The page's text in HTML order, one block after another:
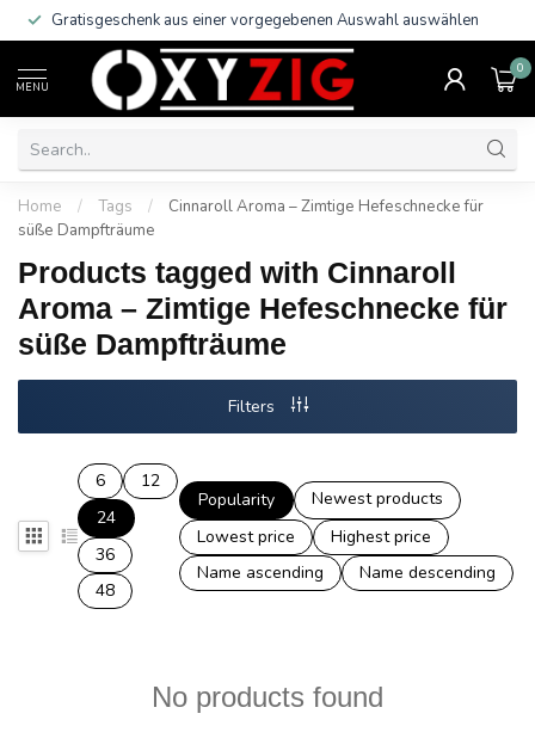
Gratisgeschenk aus einer vorgegebenen Auswahl auswählen
MENU
0
Home / Tags /
Cinnaroll Aroma – Zimtige Hefeschnecke für
süße Dampfträume
Products tagged with Cinnaroll
Aroma – Zimtige Hefeschnecke für
süße Dampfträume
Filters
6
12
24
36
48
Popularity
Newest products
Lowest price
Highest price
Name ascending
Name descending
No products found